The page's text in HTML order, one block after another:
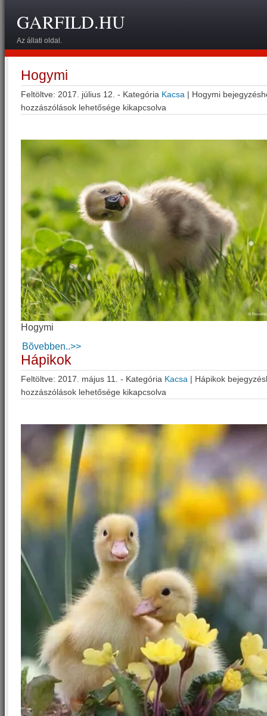
GARFILD.HU
Az állati oldal.
Hogymi
Feltöltve: 2017. július 12. - Kategória Kacsa | Hogymi
hozzászólások lehetősége kikapcsolva
Hogymi
Bõvebben..>>
Hápikok
Feltöltve: 2017. május 11. - Kategória Kacsa | Hápikok
hozzászólások lehetősége kikapcsolva